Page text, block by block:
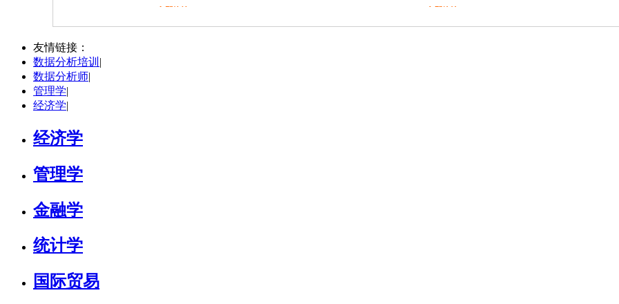
立即咨询
立即咨询
何斌锋 苏州市 杜** 黄浦区
友情链接：
数据分析培训 |
数据分析师|
管理学|
经济学|
经济学
管理学
金融学
统计学
国际贸易